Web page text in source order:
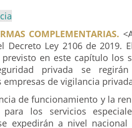
COMPLEMENTARIAS.
Decreto Ley 2106 de 2019.
en este capítulo los
privada se
empresas de vigilancia
de funcionamiento y la
para los servicios
expedirán a nivel